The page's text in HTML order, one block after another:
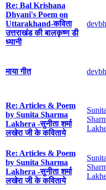
Re: Bal Krishana
Dhyani's Poem on
Uttarakhand-कविता
उत्तराखंड की बालकृष्ण डी
ध्यानी
माया गीत
Re: Articles & Poem
by Sunita Sharma
Lakhera -सुनीता शर्मा
लखेरा जी के कविताये
Sunita
Re: Articles & Poem
by Sunita Sharma
Lakhera -सुनीता शर्मा
लखेरा जी के कविताये
Sunita